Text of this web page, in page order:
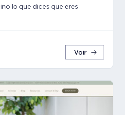
lo que dices que eres
Voir